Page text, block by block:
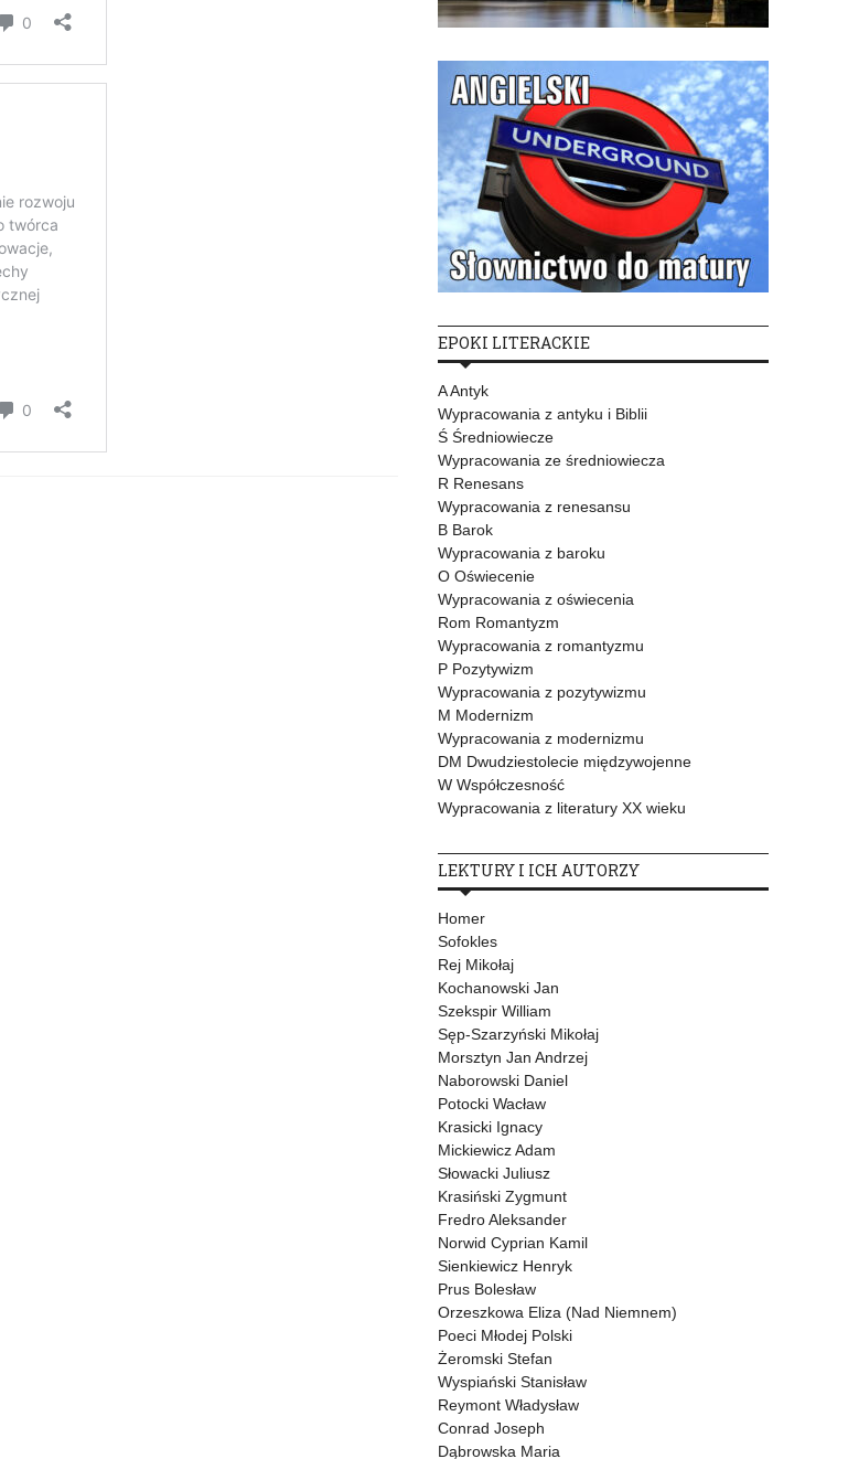
EPOKI LITERACKIE
A Antyk
Wypracowania z antyku i Biblii
Ś Średniowiecze
Wypracowania ze średniowiecza
R Renesans
Wypracowania z renesansu
B Barok
Wypracowania z baroku
O Oświecenie
Wypracowania z oświecenia
Rom Romantyzm
Wypracowania z romantyzmu
P Pozytywizm
Wypracowania z pozytywizmu
M Modernizm
Wypracowania z modernizmu
DM Dwudziestolecie międzywojenne
W Współczesność
Wypracowania z literatury XX wieku
LEKTURY I ICH AUTORZY
Homer
Sofokles
Rej Mikołaj
Kochanowski Jan
Szekspir William
Sęp-Szarzyński Mikołaj
Morsztyn Jan Andrzej
Naborowski Daniel
Potocki Wacław
Krasicki Ignacy
Mickiewicz Adam
Słowacki Juliusz
Krasiński Zygmunt
Fredro Aleksander
Norwid Cyprian Kamil
Sienkiewicz Henryk
Prus Bolesław
Orzeszkowa Eliza (Nad Niemnem)
Poeci Młodej Polski
Żeromski Stefan
Wyspiański Stanisław
Reymont Władysław
Conrad Joseph
Dąbrowska Maria